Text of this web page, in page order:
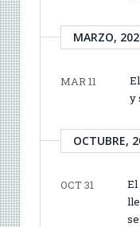
MARZO,
MAR 11
y
OCTUBRE,
OCT 31
El